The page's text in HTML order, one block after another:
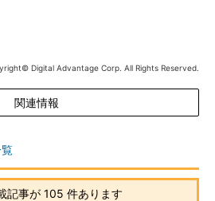
Digital Advantage Corp. All Rights Reserved.
関連情報
記事が 105 件あります